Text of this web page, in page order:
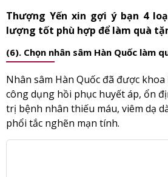
Thượng Yến xin gợi ý bạn 4
lượng tốt phù hợp để làm quà
(6). Chọn nhân sâm Hàn Quốc làm
Nhân sâm Hàn Quốc đã được
công dụng hồi phục huyết áp, ổn
trị bệnh nhân thiếu máu, viêm dạ
phổi tắc nghẽn mạn tính.